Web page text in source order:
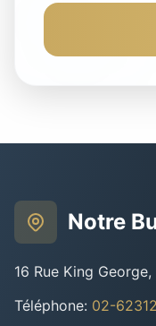
Notre
16 Rue King
Téléphone: 02-